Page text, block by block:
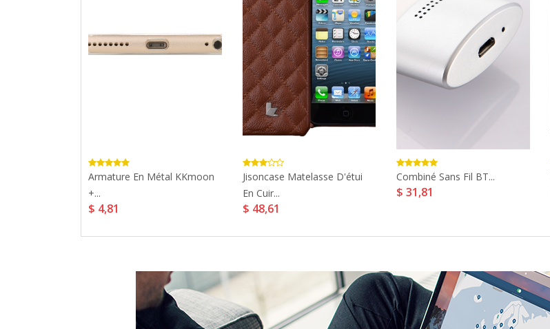
Armature En Métal KKmoon
+...
$ 4,81
Jisoncase Matelasse D'étui
En Cuir...
$ 48,61
Combiné Sans Fil BT...
$ 31,81